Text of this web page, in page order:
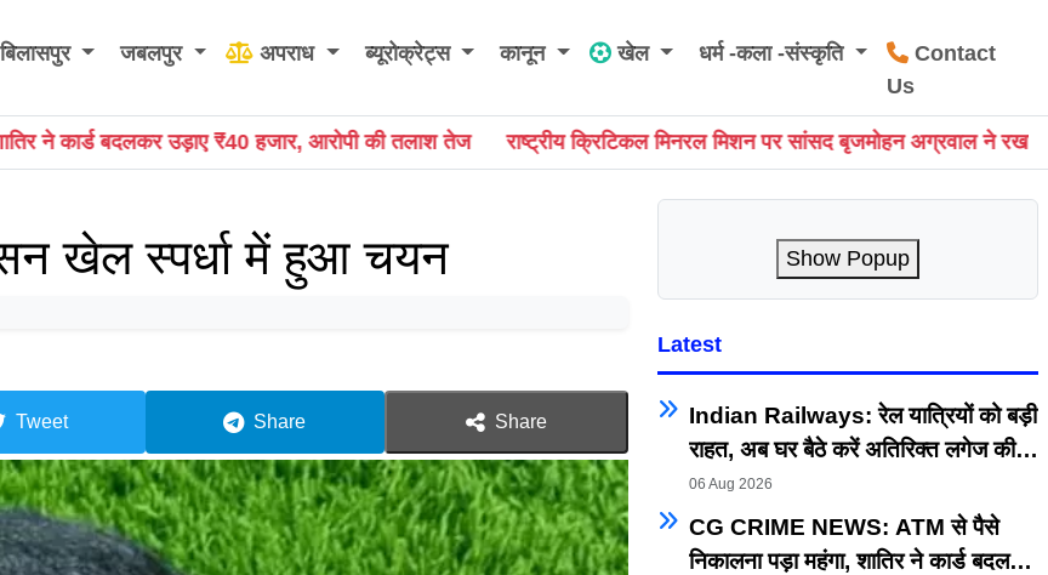
बिलासपुर जबलपुर अपराध ब्यूरोक्रेट्स कानून खेल धर्म -कला -संस्कृति
Contact
Us
आरोपी की तलाश तेज राष्ट्रीय क्रिटिकल मिनरल मिशन पर सांसद बृजमोहन अग्रवाल ने रखा छत्तीसगढ़ को भारत की ऊर्जा सुरक्षा
खेल स्पर्धा में हुआ चयन
Tweet Share Share
Show Popup
Latest
Indian Railways: रेल यात्रियों को बड़ी
राहत, अब घर बैठे करें अतिरिक्त लगेज की
ऑनलाइन बुकिंग, हवाई यात्रा जैसी सुविधा
रेलवे में भी शुरू
06 Aug 2026
CG CRIME NEWS: ATM से पैसे
निकालना पड़ा महंगा, शातिर ने कार्ड बदलकर